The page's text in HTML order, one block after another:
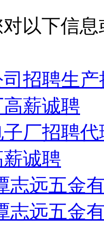
对以下信
招聘生
薪诚聘
厂招聘代
诚聘
志远五金
志远五金